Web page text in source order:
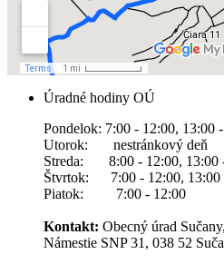
Úradné hodiny OÚ
Pondelok: 7:00 - 12:00, 13:00
Utorok: nestránkový deň
Streda: 8:00 - 12:00, 13:00
Štvrtok: 7:00 - 12:00, 13:00
Piatok: 7:00 - 12:00
Kontakt: Obecný úrad Sučany,
Námestie SNP 31, 038 52